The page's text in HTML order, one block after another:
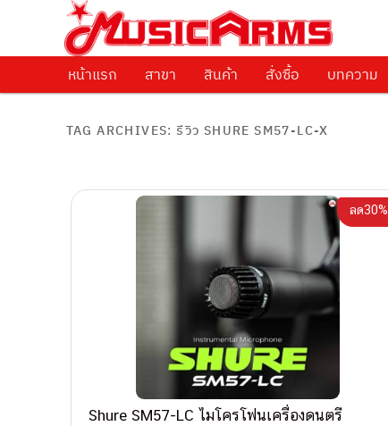
Music Arms
ศูนย์รวมครื่องดนตรีทุกชนิด ตั้งแต่เริ่มต้นถึงมืออาชีพ
Skip to primary content
Skip to secondary content
หน้าแรก สาขา สินค้า สั่งซื้อ บทความ
TAG ARCHIVES: รีวิว SHURE SM57-LC-X
Shure SM57-LC ไมโครโฟนเครื่องดนตรี
ลด30%